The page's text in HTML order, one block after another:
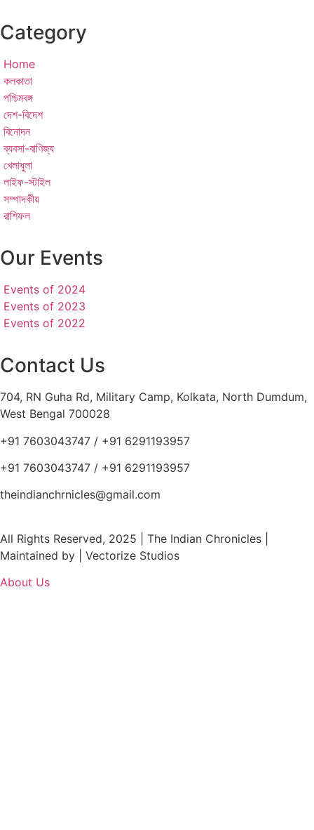
Category
Home
কলকাতা
পশ্চিমবঙ্গ
দেশ-বিদেশ
বিনোদন
ব্যবসা-বাণিজ্য
খেলাধুলা
লাইফ-স্টাইল
সম্পাদকীয়
রাশিফল
Our Events
Events of 2024
Events of 2023
Events of 2022
Contact Us
704, RN Guha Rd, Military Camp, Kolkata, North Dumdum,
West Bengal 700028
+91 7603043747 / +91 6291193957
+91 7603043747 / +91 6291193957
theindianchrnicles@gmail.com
All Rights Reserved, 2025 | The Indian Chronicles |
Maintained by | Vectorize Studios
About Us